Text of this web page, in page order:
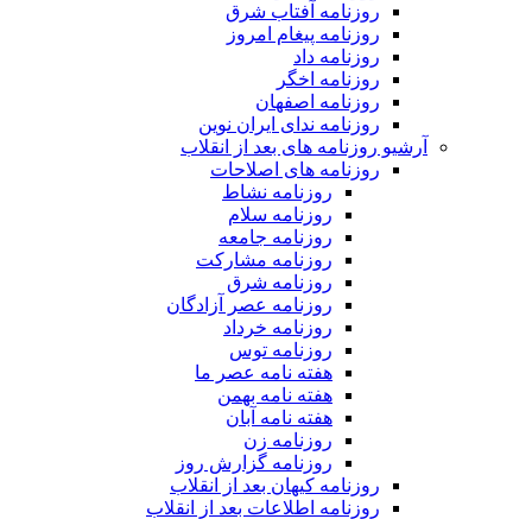
روزنامه آفتاب شرق
روزنامه پیغام امروز
روزنامه داد
روزنامه اخگر
روزنامه اصفهان
روزنامه ندای ایران نوین
آرشیو روزنامه های بعد از انقلاب
روزنامه های اصلاحات
روزنامه نشاط
روزنامه سلام
روزنامه جامعه
روزنامه مشارکت
روزنامه شرق
روزنامه عصر آزادگان
روزنامه خرداد
روزنامه توس
هفته نامه عصر ما
هفته نامه بهمن
هفته نامه آبان
روزنامه زن
روزنامه گزارش روز
روزنامه کیهان بعد از انقلاب
روزنامه اطلاعات بعد از انقلاب